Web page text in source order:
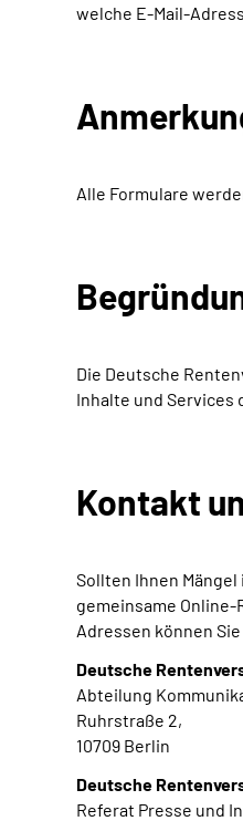
welche E-Mail-
Alle Formulare
Die Deutsche
Inhalte und Services
Kontakt
Sollten Ihnen
gemeinsame
Adressen können
Deutsche
Abteilung
Ruhrstraße 2,
10709 Berlin
Deutsche
Referat Presse und